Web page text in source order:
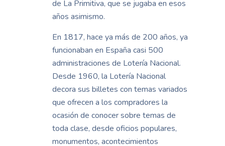
de La Primitiva, que se jugaba en esos
años asimismo.
En 1817, hace ya más de 200 años, ya
funcionaban en España casi 500
administraciones de Lotería Nacional.
Desde 1960, la Lotería Nacional
decora sus billetes con temas variados
que ofrecen a los compradores la
ocasión de conocer sobre temas de
toda clase, desde oficios populares,
monumentos, acontecimientos